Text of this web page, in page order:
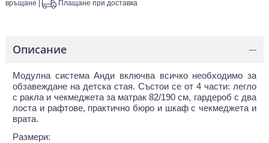
връщане
Плащане при доставка
Описание —
Модулна система Анди включва всичко необходимо за
обзавеждане на детска стая. Състои се от 4 части: легло
с ракла и чекмеджета за матрак 82/190 см, гардероб с два
лоста и рафтове, практично бюро и шкаф с чекмеджета и
врата.
Размери: